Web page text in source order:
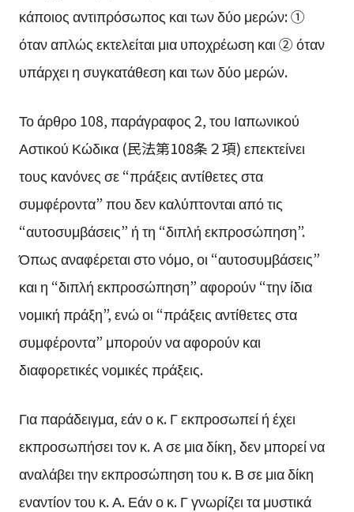
κάποιος αντιπρόσωπος και των δύο μερών: ①
όταν απλώς εκτελείται μια υποχρέωση και ② όταν
υπάρχει η συγκατάθεση και των δύο μερών.
Το άρθρο 108, παράγραφος 2, του Ιαπωνικού
Αστικού Κώδικα (民法第108条２項) επεκτείνει
τους κανόνες σε “πράξεις αντίθετες στα
συμφέροντα” που δεν καλύπτονται από τις
“αυτοσυμβάσεις” ή τη “διπλή εκπροσώπηση”.
Όπως αναφέρεται στο νόμο, οι “αυτοσυμβάσεις”
και η “διπλή εκπροσώπηση” αφορούν “την ίδια
νομική πράξη”, ενώ οι “πράξεις αντίθετες στα
συμφέροντα” μπορούν να αφορούν και
διαφορετικές νομικές πράξεις.
Για παράδειγμα, εάν ο κ. Γ εκπροσωπεί ή έχει
εκπροσωπήσει τον κ. Α σε μια δίκη, δεν μπορεί να
αναλάβει την εκπροσώπηση του κ. Β σε μια δίκη
εναντίον του κ. Α. Εάν ο κ. Γ γνωρίζει τα μυστικά